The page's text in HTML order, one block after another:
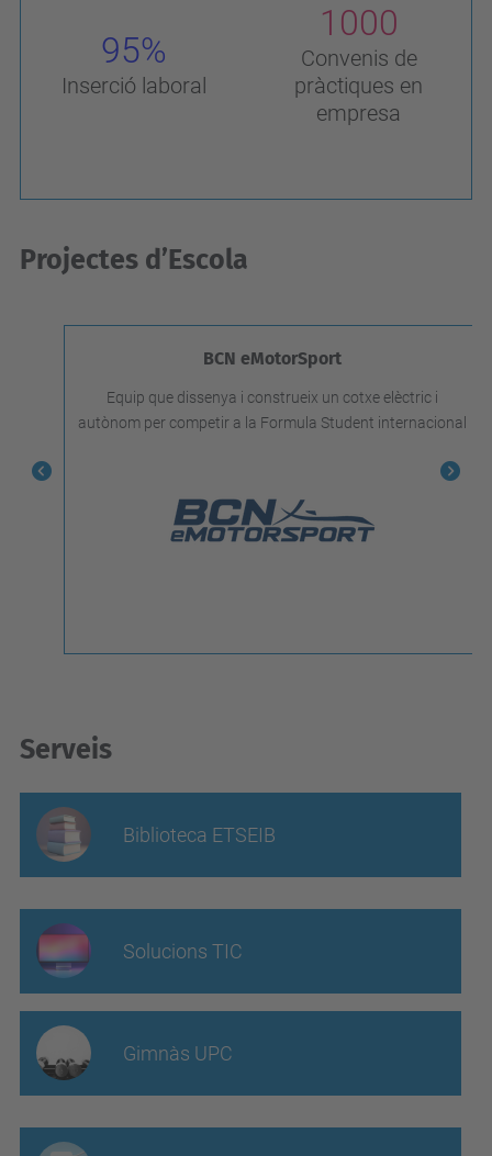
95%
Inserció laboral
1000
Convenis de
pràctiques en
empresa
Projectes d’Escola
BCN eMotorSport
Equip que dissenya i construeix un cotxe elèctric i
autònom per competir a la Formula Student internacional
Serveis
Biblioteca ETSEIB
Solucions TIC
Gimnàs UPC